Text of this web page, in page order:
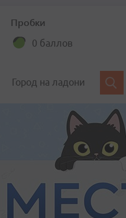
Пробки
0 баллов
Город на ладони